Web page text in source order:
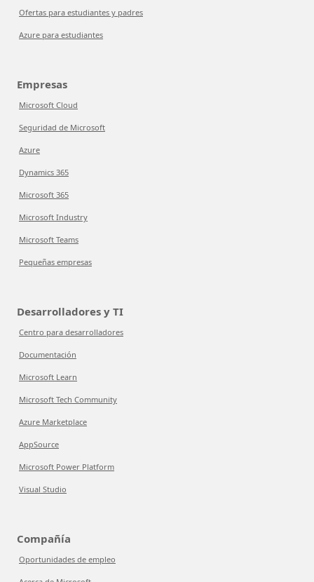
Ofertas para estudiantes y padres
Azure para estudiantes
Empresas
Microsoft Cloud
Seguridad de Microsoft
Azure
Dynamics 365
Microsoft 365
Microsoft Industry
Microsoft Teams
Pequeñas empresas
Desarrolladores y TI
Centro para desarrolladores
Documentación
Microsoft Learn
Microsoft Tech Community
Azure Marketplace
AppSource
Microsoft Power Platform
Visual Studio
Compañía
Oportunidades de empleo